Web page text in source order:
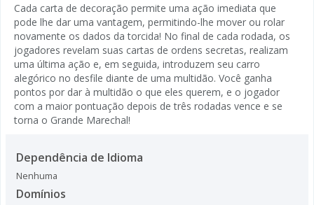
Cada carta de decoração permite uma ação imediata que
pode lhe dar uma vantagem, permitindo-lhe mover ou rolar
novamente os dados da torcida! No final de cada rodada, os
jogadores revelam suas cartas de ordens secretas, realizam
uma última ação e, em seguida, introduzem seu carro
alegórico no desfile diante de uma multidão. Você ganha
pontos por dar à multidão o que eles querem, e o jogador
com a maior pontuação depois de três rodadas vence e se
torna o Grande Marechal!
Dependência de Idioma
Nenhuma
Domínios